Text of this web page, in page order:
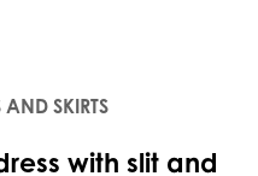
AND SKIRTS
with slit and